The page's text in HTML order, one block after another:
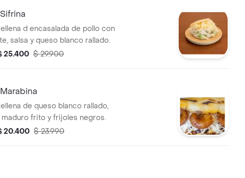
d encasalada de pollo con
salsa y queso blanco rallado.
25.400 $ 29.900
de queso blanco rallado,
maduro frito y frijoles negros.
20.400 $ 23.990